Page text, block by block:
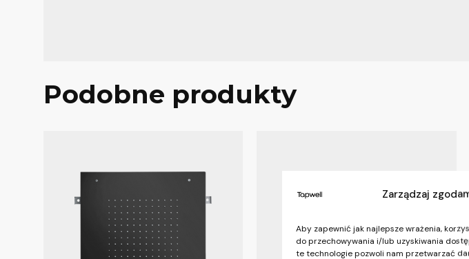
Zarządzaj
Aby zapewnić jak najlepsze wrażenia,
do przechowywania i/lub uzyskiwania
te technologie pozwoli nam przetwarzać
Podobne produkty